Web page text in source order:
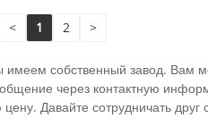
< 1 2 >
собственный завод. Вам
через контактную
Давайте сотрудничать